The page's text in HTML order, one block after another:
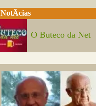
NotÃ­cias
O Buteco da Net